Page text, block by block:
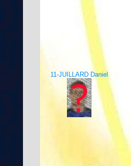
11-JUILLARD Daniel